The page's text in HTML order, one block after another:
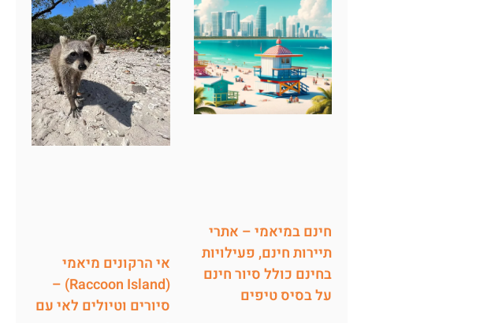
חינם במיאמי – אתרי
תיירות חינם, פעילויות
בחינם כולל סיור חינם
על בסיס טיפים
אי הרקונים מיאמי
(Raccoon Island) –
סיורים וטיולים לאי עם